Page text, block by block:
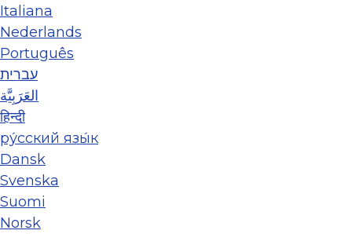
Italiana
Nederlands
Português
עברית
العَرَبِيَّة
हिन्दी
ру́сский язы́к
Dansk
Svenska
Suomi
Norsk